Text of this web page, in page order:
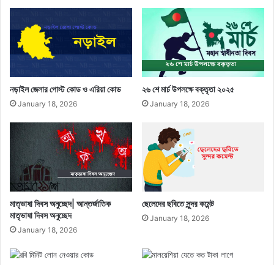
নড়াইল জেলার পোস্ট কোড ও এরিয়া কোড
January 18, 2026
২৬ শে মার্চ উপলক্ষে বক্তৃতা ২০২৫
January 18, 2026
মাতৃভাষা দিবস অনুচ্ছেদ| আন্তর্জাতিক
মাতৃভাষা দিবস অনুচ্ছেদ
January 18, 2026
ছেলেদের ছবিতে সুন্দর কমেন্ট
January 18, 2026